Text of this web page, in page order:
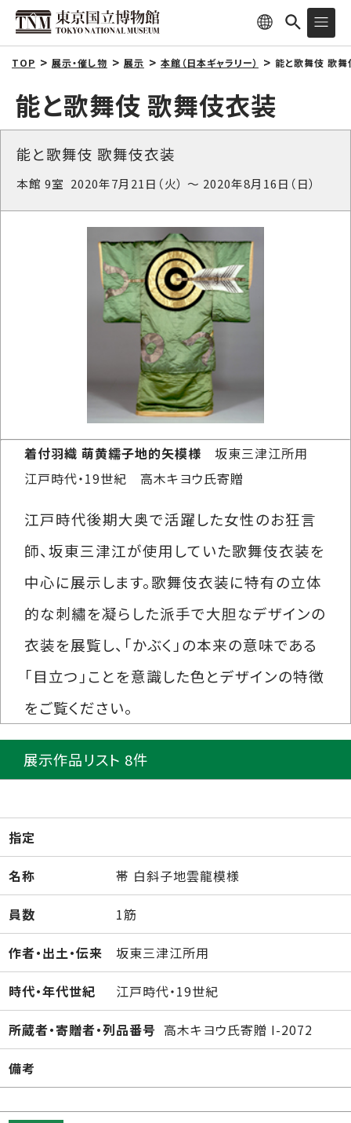
TOP 展示・催し物 展示 本館（日本ギャラリー） 能と歌舞伎 歌舞
能と歌舞伎 歌舞伎衣装
能と歌舞伎 歌舞伎衣装
本館 9室 2020年7月21日（火） ～ 2020年8月16日（日）
着付羽織 萌黄繻子地的矢模様 坂東三津江所用
江戸時代・19世紀 高木キヨウ氏寄贈
江戸時代後期大奥で活躍した女性のお狂言
師、坂東三津江が使用していた歌舞伎衣装を
中心に展示します。歌舞伎衣装に特有の立体
的な刺繡を凝らした派手で大胆なデザインの
衣装を展覧し、「かぶく」の本来の意味である
「目立つ」ことを意識した色とデザインの特徴
をご覧ください。
展示作品リスト 8件
指定
名称 帯 白斜子地雲龍模様
員数 1筋
作者・出土・伝来 坂東三津江所用
時代・年代世紀 江戸時代・19世紀
所蔵者・寄贈者・列品番号 高木キヨウ氏寄贈 I-2072
備考